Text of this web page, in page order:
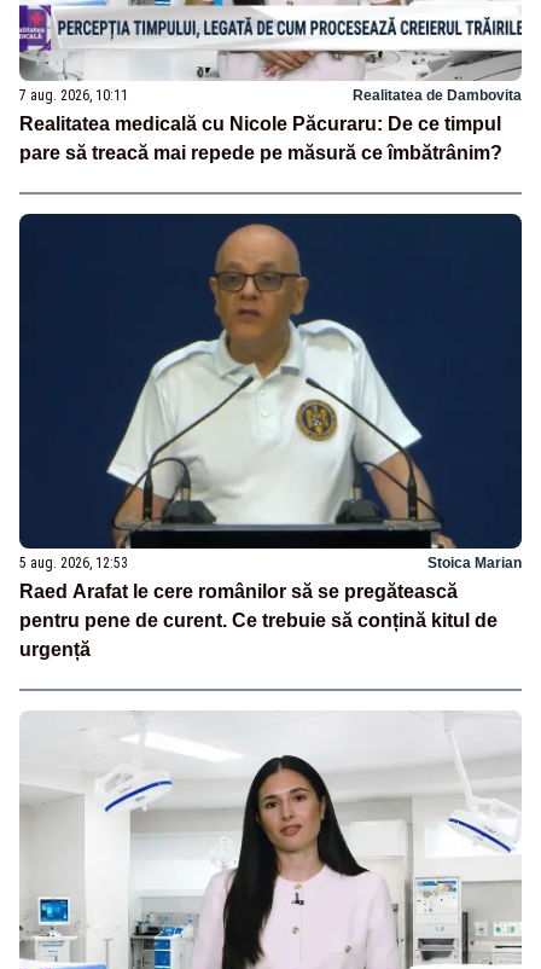
7 aug. 2026, 10:11 Realitatea de Dambovita
Realitatea medicală cu Nicole Păcuraru: De ce timpul
pare să treacă mai repede pe măsură ce îmbătrânim?
5 aug. 2026, 12:53 Stoica Marian
Raed Arafat le cere românilor să se pregătească
pentru pene de curent. Ce trebuie să conțină kitul de
urgență